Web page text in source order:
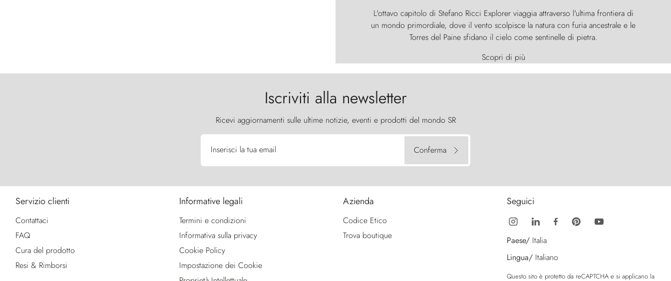
L'ottavo capitolo di Stefano Ricci Explorer viaggia attraverso l'ultima frontiera di
un mondo primordiale, dove il vento scolpisce la natura con furia ancestrale e le
Torres del Paine sfidano il cielo come sentinelle di pietra.
Scopri di più
Iscriviti alla newsletter
Ricevi aggiornamenti sulle ultime notizie, eventi e prodotti del mondo SR
Inserisci la tua email Conferma
Servizio clienti
Contattaci
FAQ
Cura del prodotto
Resi & Rimborsi
Informative legali
Termini e condizioni
Informativa sulla privacy
Cookie Policy
Impostazione dei Cookie
Azienda
Codice Etico
Trova boutique
Seguici
Paese/ Italia
Lingua/ Italiano
Questo sito è protetto da reCAPTCHA e si applicano la